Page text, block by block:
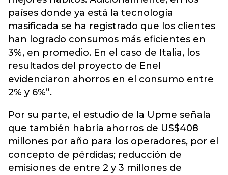
países donde ya está la tecnología
masificada se ha registrado que los clientes
han logrado consumos más eficientes en
3%, en promedio. En el caso de Italia, los
resultados del proyecto de Enel
evidenciaron ahorros en el consumo entre
2% y 6%”.
Por su parte, el estudio de la Upme señala
que también habría ahorros de US$408
millones por año para los operadores, por el
concepto de pérdidas; reducción de
emisiones de entre 2 y 3 millones de